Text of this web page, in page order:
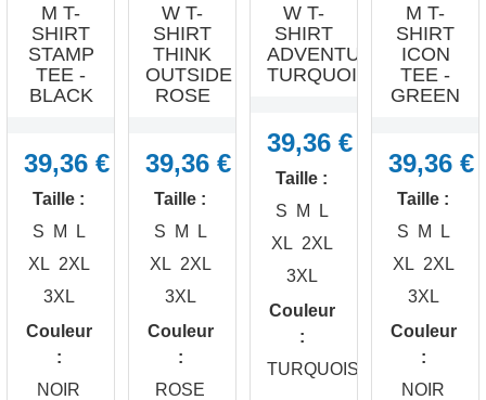
M T-
SHIRT
STAMP
TEE -
BLACK
39,36 €
Taille :
S
M
L
XL 2XL
3XL
Couleur
:
NOIR
W T-
SHIRT
THINK
OUTSIDE
ROSE
39,36 €
Taille :
S
M
L
XL 2XL
3XL
Couleur
:
ROSE
W T-
SHIRT
ADVENTURE
TURQUOISE
39,36 €
Taille :
S
M
L
XL 2XL
3XL
Couleur
:
TURQUOISE
M T-
SHIRT
ICON
TEE -
GREEN
39,36 €
Taille :
S
M
L
XL 2XL
3XL
Couleur
:
NOIR
APERÇU
RAPIDE
APERÇU
RAPIDE

APERÇU
APERÇU
RAPIDE